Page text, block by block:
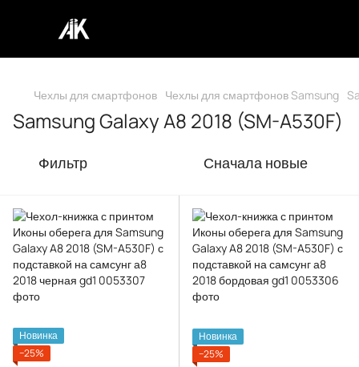
Чехлы для смартфонов Чехлы для смартфонов Samsung
Samsung Galaxy A8 2018 (SM-A530F)
Фильтр Сначала новые
Новинка
−25%
Новинка
−25%